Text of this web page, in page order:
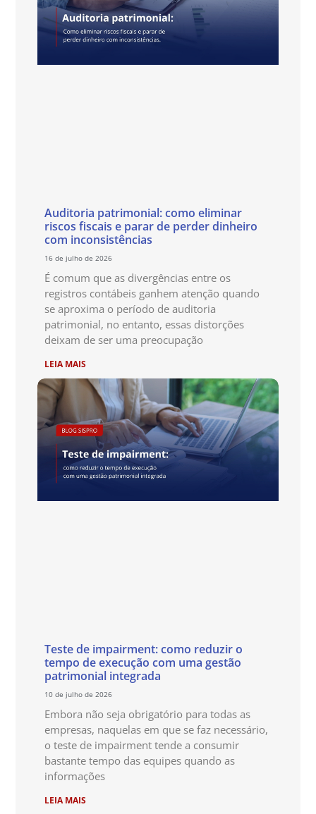
Auditoria patrimonial: como eliminar
riscos fiscais e parar de perder dinheiro
com inconsistências
16 de julho de 2026
É comum que as divergências entre os
registros contábeis ganhem atenção quando
se aproxima o período de auditoria
patrimonial, no entanto, essas distorções
deixam de ser uma preocupação
LEIA MAIS
Teste de impairment: como reduzir o
tempo de execução com uma gestão
patrimonial integrada
10 de julho de 2026
Embora não seja obrigatório para todas as
empresas, naquelas em que se faz necessário,
o teste de impairment tende a consumir
bastante tempo das equipes quando as
informações
LEIA MAIS